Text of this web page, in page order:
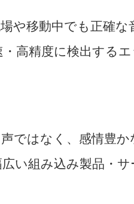
や移動中でも正確
高精度に検出する
ではなく、感情豊
い組み込み製品・サ